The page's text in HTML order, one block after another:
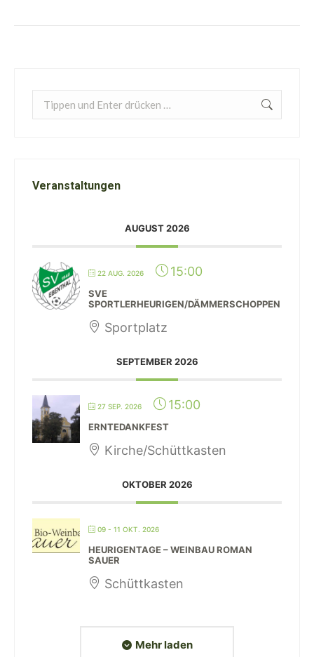
Search:
Veranstaltungen
AUGUST 2026
22 AUG. 2026 15:00
SVE
SPORTLERHEURIGEN/DÄMMERSCHOPPEN
Sportplatz
SEPTEMBER 2026
27 SEP. 2026 15:00
ERNTEDANKFEST
Kirche/Schüttkasten
OKTOBER 2026
09 - 11 OKT. 2026
HEURIGENTAGE – WEINBAU ROMAN
SAUER
Schüttkasten
Mehr laden